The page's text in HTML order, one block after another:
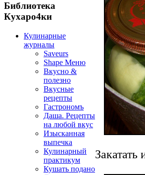
Библиотека
Кухаро4ки
Кулинарные
журналы
Saveurs
Shape Меню
Вкусно &
полезно
Вкусные
рецепты
Гастрономъ
Даша. Рецепты
на любой вкус
Изысканная
выпечка
Кулинарный
практикум
Кушать подано